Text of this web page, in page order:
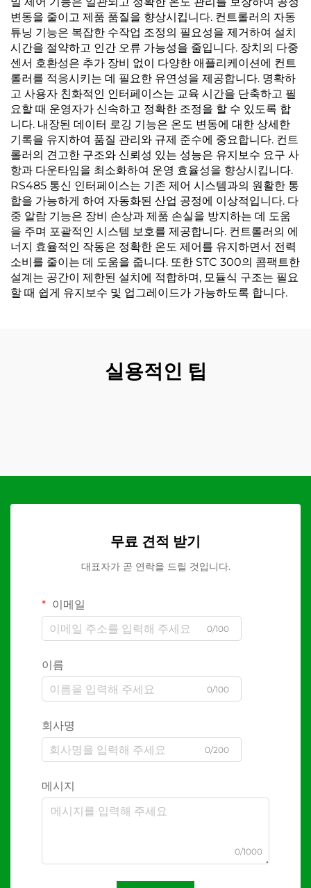
변동을 줄이고 제품 품질을 향상시킵니다. 컨트롤러의 자동
튜닝 기능은 복잡한 수작업 조정의 필요성을 제거하여 설치
시간을 절약하고 인간 오류 가능성을 줄입니다. 장치의 다중
센서 호환성은 추가 장비 없이 다양한 애플리케이션에 컨트
롤러를 적응시키는 데 필요한 유연성을 제공합니다. 명확하
고 사용자 친화적인 인터페이스는 교육 시간을 단축하고 필
요할 때 운영자가 신속하고 정확한 조정을 할 수 있도록 합
니다. 내장된 데이터 로깅 기능은 온도 변동에 대한 상세한
기록을 유지하여 품질 관리와 규제 준수에 중요합니다. 컨트
롤러의 견고한 구조와 신뢰성 있는 성능은 유지보수 요구 사
항과 다운타임을 최소화하여 운영 효율성을 향상시킵니다.
RS485 통신 인터페이스는 기존 제어 시스템과의 원활한 통
합을 가능하게 하여 자동화된 산업 공정에 이상적입니다. 다
중 알람 기능은 장비 손상과 제품 손실을 방지하는 데 도움
을 주며 포괄적인 시스템 보호를 제공합니다. 컨트롤러의 에
너지 효율적인 작동은 정확한 온도 제어를 유지하면서 전력
소비를 줄이는 데 도움을 줍니다. 또한 STC 300의 콤팩트한
설계는 공간이 제한된 설치에 적합하며, 모듈식 구조는 필요
할 때 쉽게 유지보수 및 업그레이드가 가능하도록 합니다.
실용적인 팁
무료 견적 받기
대표자가 곧 연락을 드릴 것입니다.
이메일
0/100
이름
0/100
회사명
0/200
메시지
0/1000